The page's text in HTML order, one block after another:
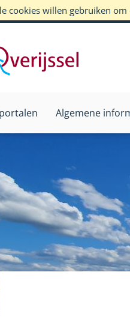
cookies willen gebruiken
Algemene